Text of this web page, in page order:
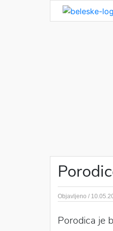
Objavljeno /
Porodica je